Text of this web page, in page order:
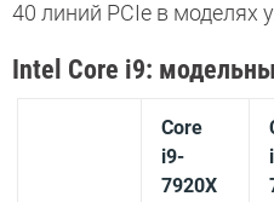
40 линий PCIe в
Intel Core i9:
Core
i9-
7920X